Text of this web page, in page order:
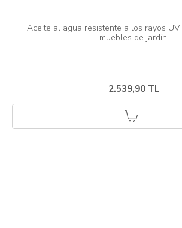
Aceite al agua resistente a los rayos
2.539,90 TL